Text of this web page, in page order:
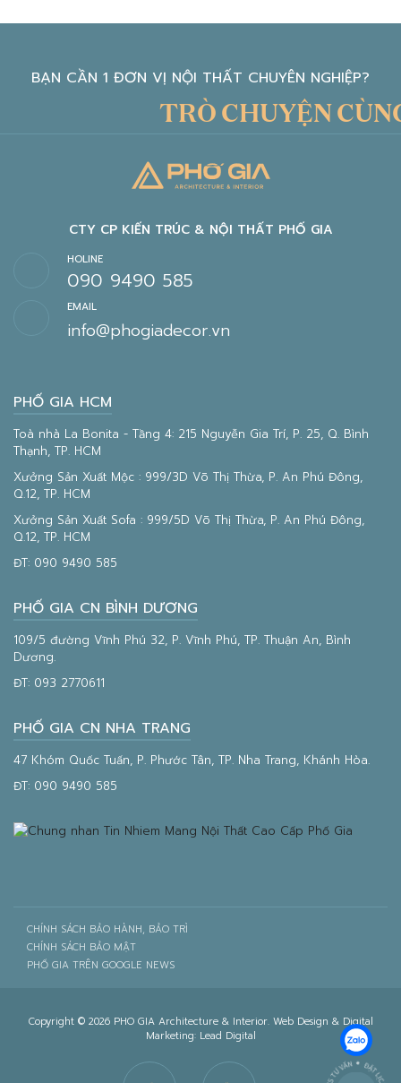
BẠN CẦN 1 ĐƠN VỊ NỘI THẤT CHUYÊN NGHIỆP?
TRÒ CHUYỆN CÙNG
HOLINE
090 9490 585
CTY CP KIẾN TRÚC & NỘI THẤT PHỐ GIA
EMAIL
info@phogiadecor.vn
PHỐ GIA HCM
Toà nhà La Bonita - Tầng 4: 215 Nguyễn Gia Trí, P. 25, Q. Bình
Thạnh, TP. HCM
Xưởng Sản Xuất Mộc : 999/3D Võ Thị Thừa, P. An Phú Đông,
Q.12, TP. HCM
Xưởng Sản Xuất Sofa : 999/5D Võ Thị Thừa, P. An Phú Đông,
Q.12, TP. HCM
ĐT: 090 9490 585
PHỐ GIA CN BÌNH DƯƠNG
109/5 đường Vĩnh Phú 32, P. Vĩnh Phú, TP. Thuận An, Bình
Dương.
ĐT: 093 2770611
PHỐ GIA CN NHA TRANG
47 Khóm Quốc Tuấn, P. Phước Tân, TP. Nha Trang, Khánh Hòa.
ĐT: 090 9490 585
CHÍNH SÁCH BẢO HÀNH, BẢO TRÌ
CHÍNH SÁCH BẢO MẬT
PHỐ GIA TRÊN GOOGLE NEWS
Copyright © 2026 PHO GIA Architecture & Interior. Web Design & Digital
Marketing: Lead Digital